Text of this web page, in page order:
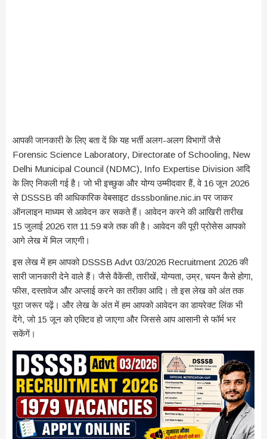
आपकी जानकारी के लिए बता दें कि यह भर्ती अलग-अलग विभागों जैसे
Forensic Science Laboratory, Directorate of Schooling, New
Delhi Municipal Council (NDMC), Info Expertise Division आदि
के लिए निकली गई है। जो भी इच्छुक और योग्य उम्मीदवार हैं, वे 16 जून 2026
से DSSSB की आधिकारिक वेबसाइट dsssbonline.nic.in पर जाकर
ऑनलाइन माध्यम से आवेदन कर सकते हैं। आवेदन करने की आखिरी तारीख
15 जुलाई 2026 रात 11:59 बजे तक की है। आवेदन की पूरी प्रोसेस आपको
आगे लेख में मिल जाएगी।
इस लेख में हम आपको DSSSB Advt 03/2026 Recruitment 2026 की
सारी जानकारी देने वाले हैं। जैसे वैकेंसी, तारीखें, योग्यता, उम्र, चयन कैसे होगा,
फीस, दस्तावेज और अप्लाई करने का तरीका आदि। तो इस लेख को अंत तक
पूरा जरूर पढ़ें। और लेख के अंत में हम आपको आवेदन का डायरेक्ट लिंक भी
देंगे, जो 15 जून को एक्टिव हो जाएगा और जिससे आप आसानी से फॉर्म भर
सकेंगें।